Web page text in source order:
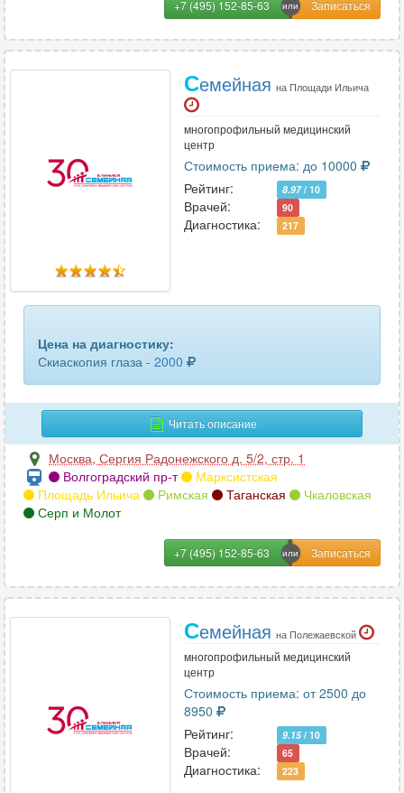
+7 (495) 152-85-63
Семейная на Площади Ильича
многопрофильный медицинский
центр
Стоимость приема: до 10000
Рейтинг:
8.97/ 10
Врачей: 90
Диагностика: 217
Цена на диагностику:
Скиаскопия глаза - 2000
Читать описание
Москва, Сергия Радонежского д. 5/2, стр. 1
Волгоградский пр-т
Марксистская
Площадь Ильича
Римская Таганская
Чкаловская
Серп и Молот
+7 (495) 152-85-63
Семейная на Полежаевской
многопрофильный медицинский
центр
Стоимость приема: от 2500 до
8950
Рейтинг:
9.15/ 10
Врачей: 65
Диагностика: 223